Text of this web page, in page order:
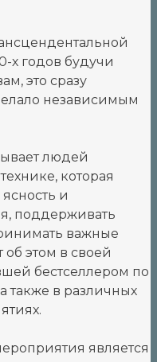
х годов будучи
это сразу
независимым
людей
которая
и
поддерживать
важные
этом в своей
бестселлером по
также в различных
является